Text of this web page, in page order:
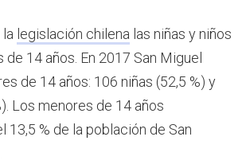
la legislación chilena las niñas y niños
de 14 años. En 2017 San Miguel
de 14 años: 106 niñas (52,5 %) y
Los menores de 14 años
13,5 % de la población de San